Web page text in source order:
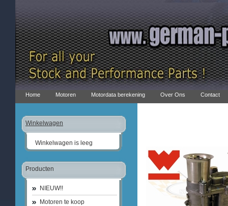
Home Motoren Motordata berekening Over Ons Contact
Winkelwagen
Winkelwagen is leeg
Producten
NIEUW!!
Motoren te koop